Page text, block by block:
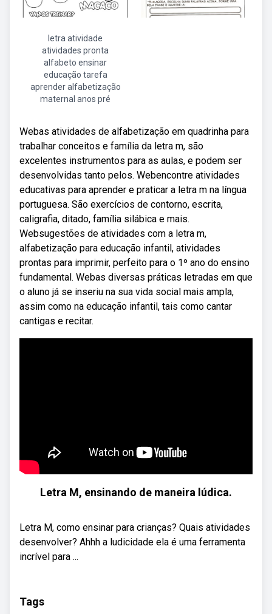
letra atividade
atividades pronta
alfabeto ensinar
educação tarefa
aprender alfabetização
maternal anos pré
Webas atividades de alfabetização em quadrinha para
trabalhar conceitos e família da letra m, são
excelentes instrumentos para as aulas, e podem ser
desenvolvidas tanto pelos. Webencontre atividades
educativas para aprender e praticar a letra m na língua
portuguesa. São exercícios de contorno, escrita,
caligrafia, ditado, família silábica e mais.
Websugestões de atividades com a letra m,
alfabetização para educação infantil, atividades
prontas para imprimir, perfeito para o 1º ano do ensino
fundamental. Webas diversas práticas letradas em que
o aluno já se inseriu na sua vida social mais ampla,
assim como na educação infantil, tais como cantar
cantigas e recitar.
Letra M, ensinando de maneira lúdica.
Letra M, como ensinar para crianças? Quais atividades
desenvolver? Ahhh a ludicidade ela é uma ferramenta
incrível para ...
Tags